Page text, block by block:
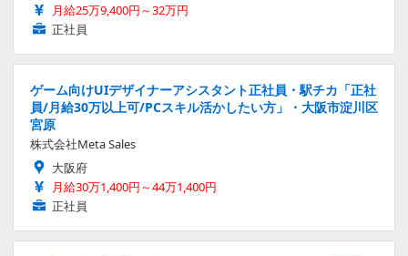
月給25万9,400円～32万円
正社員
ゲーム向けUIデザイナーアシスタント正社員・駅チカ「正社
員/月給30万以上可/PCスキル活かしたい方」・大阪市淀川区
宮原
株式会社Meta Sales
大阪府
月給30万1,400円～44万1,400円
正社員